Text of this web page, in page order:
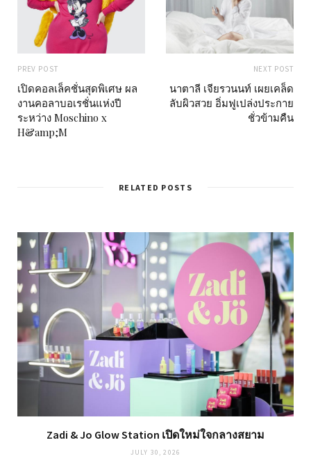
PREV POST
เปิดคอลเล็คชั่นสุดพิเศษ ผล
งานคอลาบอเรชั่นแห่งปี
ระหว่าง Moschino x
H&amp;M
NEXT POST
นาตาลี เจียรวนนท์ เผยเคล็ด
ลับผิวสวย อิ่มฟูเปล่งประกาย
ชั่วข้ามคืน
RELATED POSTS
Zadi & Jo Glow Station เปิดใหม่ใจกลางสยาม
JULY 30, 2026